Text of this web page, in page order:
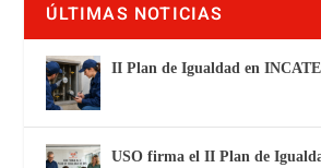
ÚLTIMAS NOTICIAS
II Plan de Igualdad en
USO firma el II Plan de